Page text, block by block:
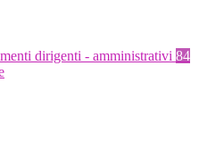
dirigenti - amministrativi 84